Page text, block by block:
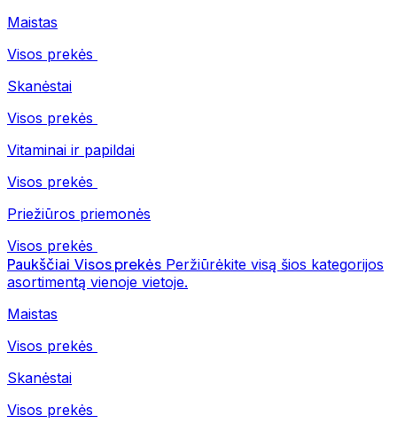
Maistas
Visos prekės
Skanėstai
Visos prekės
Vitaminai ir papildai
Visos prekės
Priežiūros priemonės
Visos prekės
Paukščiai Visos prekės Peržiūrėkite visą šios kategorijos
asortimentą vienoje vietoje.
Maistas
Visos prekės
Skanėstai
Visos prekės